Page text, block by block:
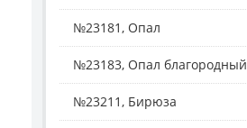
№23181, Опал
№23183, Опал благородный
№23211, Бирюза